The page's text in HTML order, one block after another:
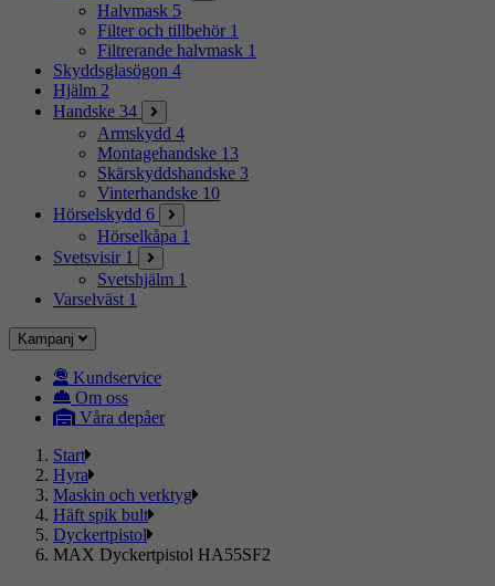
Halvmask 5
Filter och tillbehör 1
Filtrerande halvmask 1
Skyddsglasögon 4
Hjälm 2
Handske 34
Armskydd 4
Montagehandske 13
Skärskyddshandske 3
Vinterhandske 10
Hörselskydd 6
Hörselkåpa 1
Svetsvisir 1
Svetshjälm 1
Varselväst 1
Kampanj
Kundservice
Om oss
Våra depåer
Start
Hyra
Maskin och verktyg
Häft spik bult
Dyckertpistol
MAX Dyckertpistol HA55SF2